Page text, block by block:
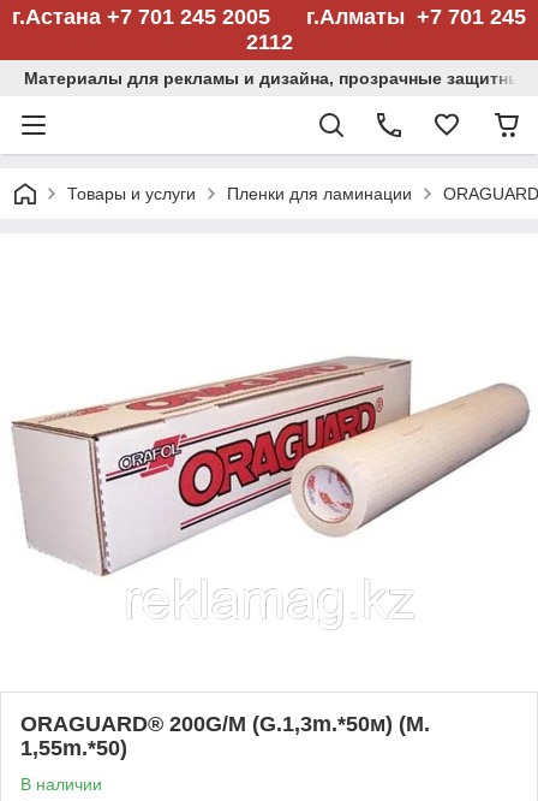
г.Астана +7 701 245 2005 г.Алматы +7 701 245
2112
Материалы для рекламы и дизайна, прозрачные защитные
Товары и услуги Пленки для ламинации
ORAGUARD® 200G/M (G.1,3m.*50м) (M.
1,55m.*50)
В наличии